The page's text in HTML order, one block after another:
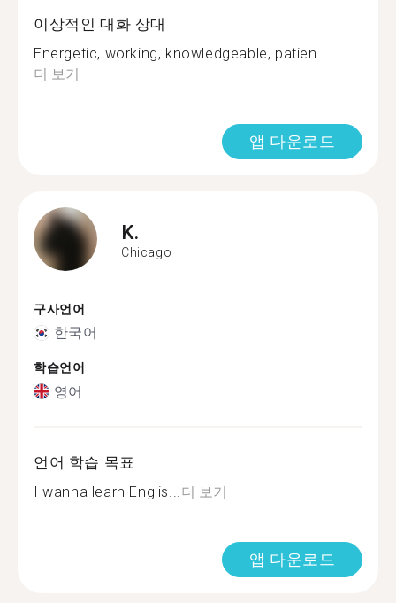
이상적인 대화 상대
Energetic, working, knowledgeable, patien...
더 보기
앱 다운로드
K.
Chicago
구사언어
한국어
학습언어
영어
언어 학습 목표
I wanna learn Englis... 더 보기
앱 다운로드